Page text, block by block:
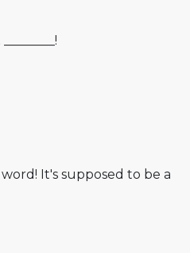
word! It's supposed to be a